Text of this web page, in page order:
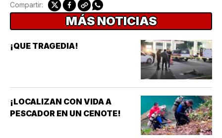
Compartir:
MÁS NOTICIAS
¡QUE TRAGEDIA!
¡LOCALIZAN CON VIDA A
PESCADOR EN UN CENOTE!